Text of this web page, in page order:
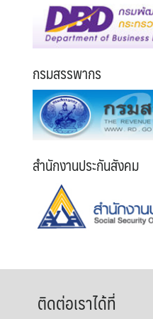
กรมสรรพากร
สำนักงานประกันสังคม
ติดต่อเราได้ที่